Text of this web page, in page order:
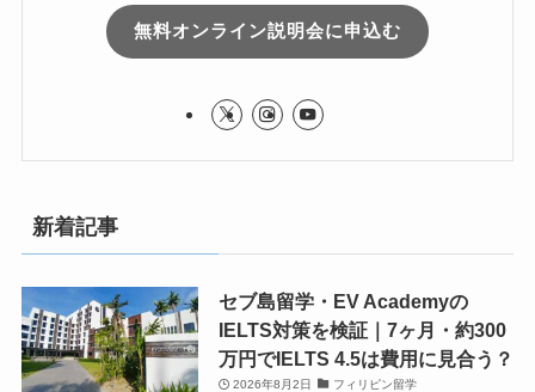
無料オンライン説明会に申込む
新着記事
セブ島留学・EV Academyの
IELTS対策を検証｜7ヶ月・約300
万円でIELTS 4.5は費用に見合う？
2026年8月2日 フィリピン留学